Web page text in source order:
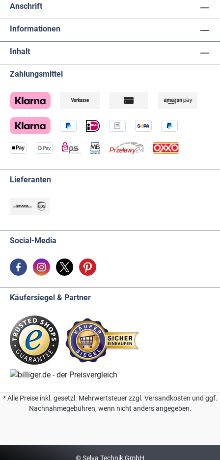
Anschrift
Informationen
Inhalt
Zahlungsmittel
Lieferanten
Social-Media
Käufersiegel & Partner
* Alle Preise inkl. gesetzl. Mehrwertsteuer zzgl. Versandkosten und ggf.
Nachnahmegebühren, wenn nicht anders angegeben.
© Selva Technik GmbH